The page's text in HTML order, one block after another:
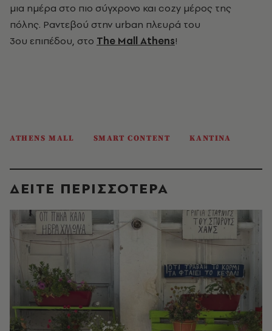
μια ημέρα στο πιο σύγχρονο και cozy μέρος της
πόλης. Ραντεβού στην urban πλευρά του
3ου επιπέδου, στο The Mall Athens!
ATHENS MALL SMART CONTENT ΚΑΝΤΙΝΑ
ΔΕΙΤΕ ΠΕΡΙΣΣΟΤΕΡΑ